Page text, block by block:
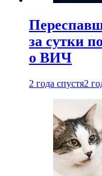
за сутки
о ВИЧ
2 года спустя2